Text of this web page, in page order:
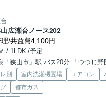
広瀬台ノース202
理/共益費4,100円
/ 1LDK /予定
狭山市」駅 バス20分 「つつじ野団
別 室内洗濯機置場 エアコン
都市ガス